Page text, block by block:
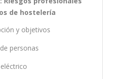
de hostelería
y objetivos
personas